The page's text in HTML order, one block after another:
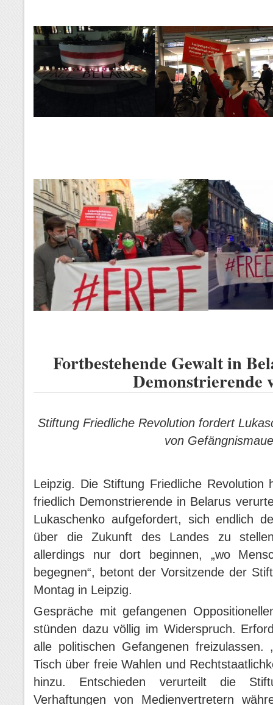
Fortbestehende Gewalt in
Demonstrierende
Stiftung Friedliche Revolution fordert
von
Leipzig. Die Stiftung Friedliche
friedlich Demonstrierende in Belarus
Lukaschenko aufgefordert, sich endlich
über die Zukunft des Landes zu
allerdings nur dort beginnen, „wo
begegnen“, betont der Vorsitzende der
Montag in Leipzig.
Gespräche mit gefangenen
stünden dazu völlig im Widerspruch.
alle politischen Gefangenen
Tisch über freie Wahlen und
hinzu. Entschieden verurteilt die
Verhaftungen von Medienvertretern